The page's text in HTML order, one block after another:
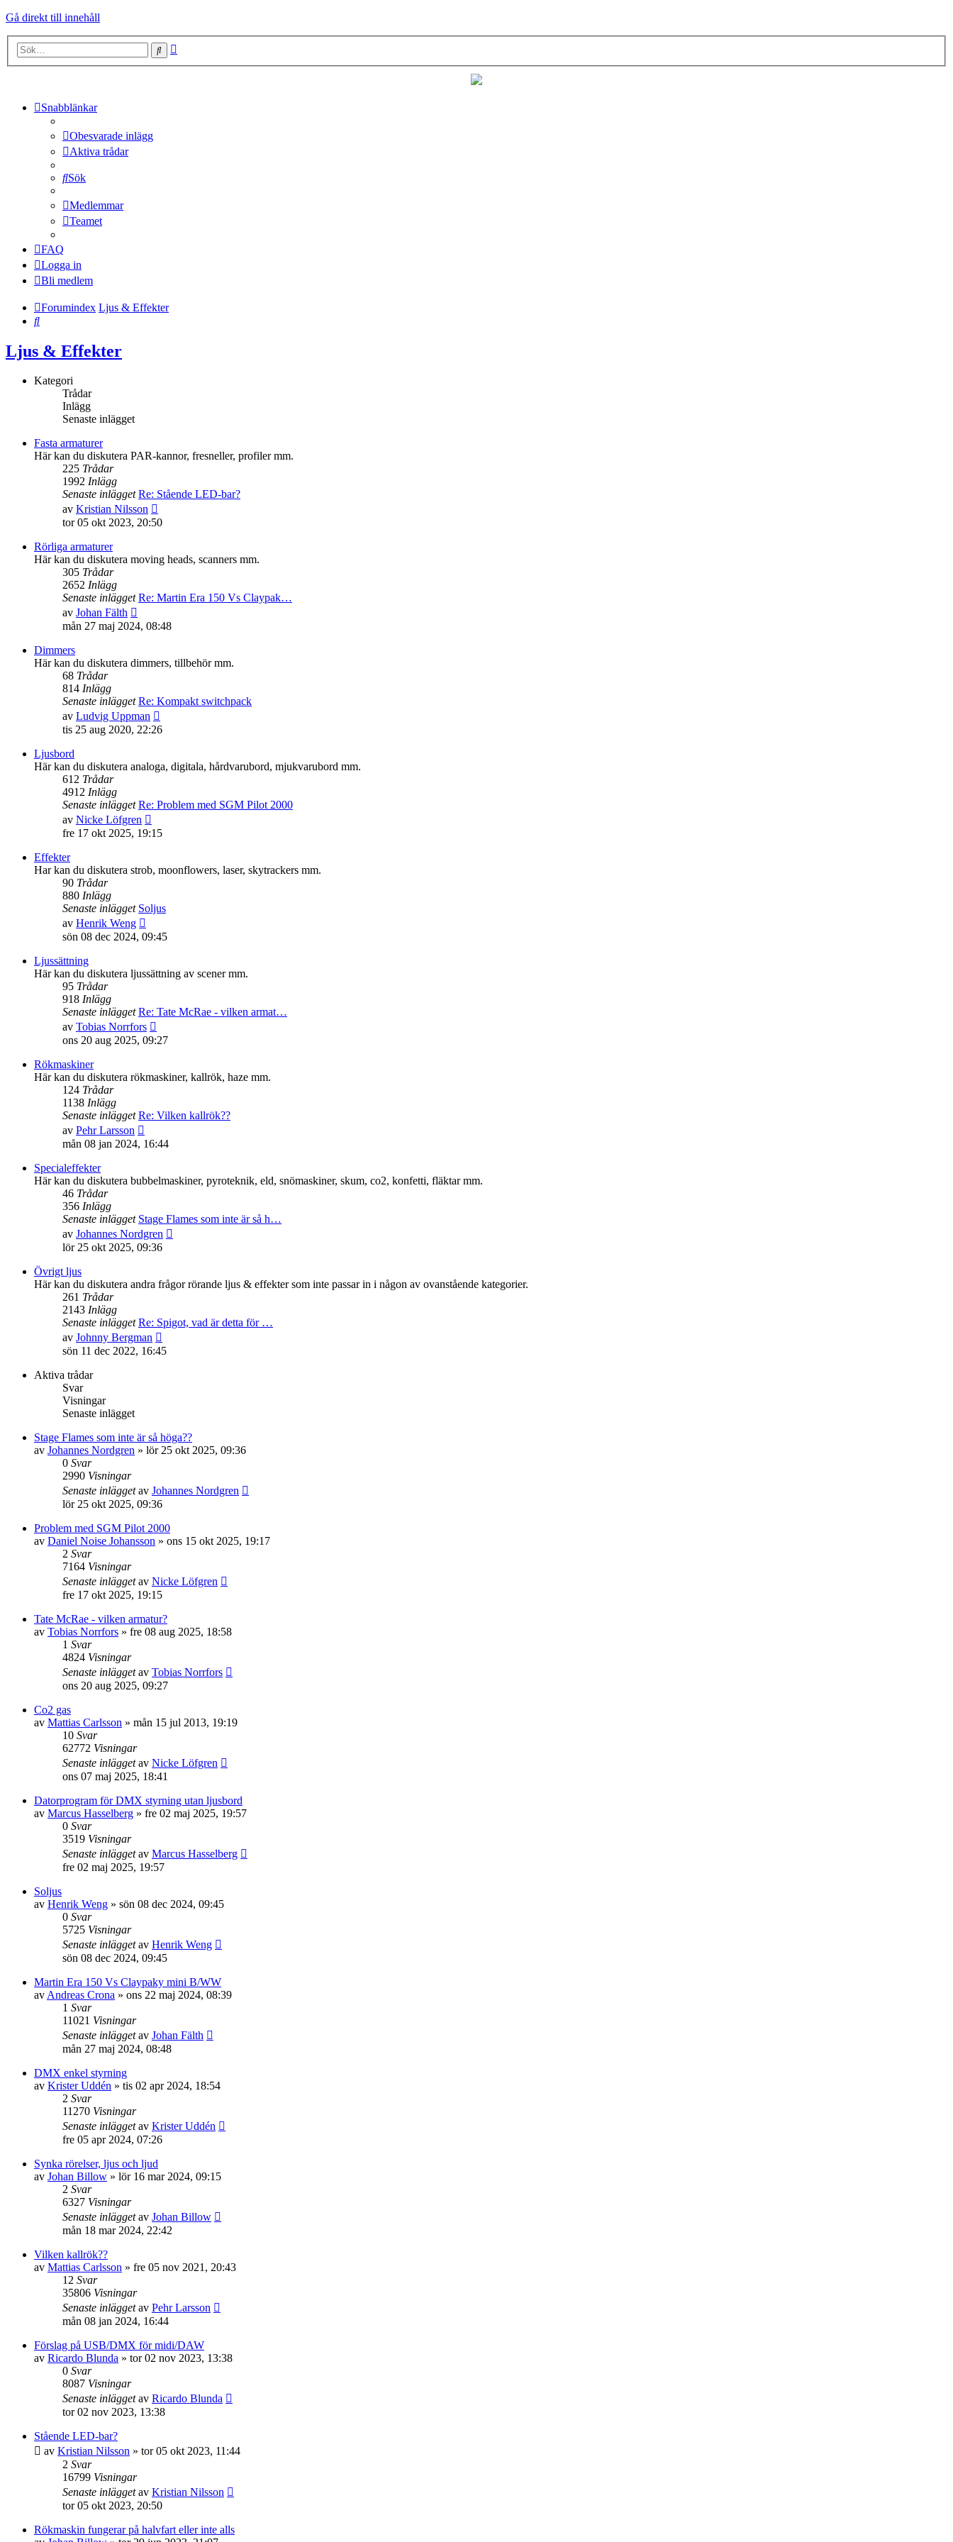
Gå direkt till innehåll
Sök
Snabblänkar
Obesvarade inlägg
Aktiva trådar
Sök
Medlemmar
Teamet
FAQ
Logga in
Bli medlem
Forumindex Ljus & Effekter
Sök
Ljus & Effekter
Kategori
Trådar
Inlägg
Senaste inlägget
Fasta armaturer
Här kan du diskutera PAR-kannor, fresneller, profiler mm.
225 Trådar
1992 Inlägg
Senaste inlägget Re: Stående LED-bar?
av Kristian Nilsson
till
inlägget
tor 05 okt 2023, 20:50
Rörliga armaturer
Här kan du diskutera moving heads, scanners mm.
305 Trådar
2652 Inlägg
Senaste inlägget Re: Martin Era 150 Vs Claypak…
av Johan Fälth
till
det
inlägget
mån 27 maj 2024, 08:48
Dimmers
Här kan du diskutera dimmers, tillbehör mm.
68 Trådar
814 Inlägg
Senaste inlägget Re: Kompakt switchpack
av Ludvig Uppman
till
inlägget
tis 25 aug 2020, 22:26
Ljusbord
Här kan du diskutera analoga, digitala, hårdvarubord, mjukvarubord mm.
612 Trådar
4912 Inlägg
Senaste inlägget Re: Problem med SGM Pilot 2000
av Nicke Löfgren
till
inlägget
fre 17 okt 2025, 19:15
Effekter
Har kan du diskutera strob, moonflowers, laser, skytrackers mm.
90 Trådar
880 Inlägg
Senaste inlägget Soljus
av Henrik Weng
till
inlägget
sön 08 dec 2024, 09:45
Ljussättning
Här kan du diskutera ljussättning av scener mm.
95 Trådar
918 Inlägg
Senaste inlägget Re: Tate McRae - vilken armat…
av Tobias Norrfors
till
inlägget
ons 20 aug 2025, 09:27
Rökmaskiner
Här kan du diskutera rökmaskiner, kallrök, haze mm.
124 Trådar
1138 Inlägg
Senaste inlägget Re: Vilken kallrök??
av Pehr Larsson
till
inlägget
mån 08 jan 2024, 16:44
Specialeffekter
Här kan du diskutera bubbelmaskiner, pyroteknik, eld, snömaskiner, skum, co2, konfetti, fläktar mm.
46 Trådar
356 Inlägg
Senaste inlägget Stage Flames som inte är så h…
av Johannes Nordgren
inlägget
lör 25 okt 2025, 09:36
Övrigt ljus
Här kan du diskutera andra frågor rörande ljus & effekter som inte passar in i någon av ovanstående kategorier.
261 Trådar
2143 Inlägg
Senaste inlägget Re: Spigot, vad är detta för …
av Johnny Bergman
till
sön 11 dec 2022, 16:45
Aktiva trådar
Svar
Visningar
Senaste inlägget
Stage Flames som inte är så höga??
av Johannes Nordgren » lör 25 okt 2025, 09:36
0 Svar
2990 Visningar
Senaste inläggetav Johannes Nordgren
lör 25 okt 2025, 09:36
Problem med SGM Pilot 2000
av Daniel Noise Johansson » ons 15 okt 2025, 19:17
2 Svar
7164 Visningar
Senaste inläggetav Nicke Löfgren
fre 17 okt 2025, 19:15
Tate McRae - vilken armatur?
av Tobias Norrfors » fre 08 aug 2025, 18:58
1 Svar
4824 Visningar
Senaste inläggetav Tobias Norrfors
ons 20 aug 2025, 09:27
Co2 gas
av Mattias Carlsson » mån 15 jul 2013, 19:19
10 Svar
62772 Visningar
Senaste inläggetav Nicke Löfgren
ons 07 maj 2025, 18:41
Datorprogram för DMX styrning utan ljusbord
av Marcus Hasselberg » fre 02 maj 2025, 19:57
0 Svar
3519 Visningar
Senaste inläggetav Marcus Hasselberg
fre 02 maj 2025, 19:57
Soljus
av Henrik Weng » sön 08 dec 2024, 09:45
0 Svar
5725 Visningar
Senaste inläggetav Henrik Weng
sön 08 dec 2024, 09:45
Martin Era 150 Vs Claypaky mini B/WW
avAndreas Crona » ons 22 maj 2024, 08:39
1 Svar
11021 Visningar
Senaste inläggetav Johan Fälth
mån 27 maj 2024, 08:48
DMX enkel styrning
av Krister Uddén » tis 02 apr 2024, 18:54
2 Svar
11270 Visningar
Senaste inläggetav Krister Uddén
fre 05 apr 2024, 07:26
Synka rörelser, ljus och ljud
av Johan Billow » lör 16 mar 2024, 09:15
2 Svar
6327 Visningar
Senaste inläggetav Johan Billow
mån 18 mar 2024, 22:42
Vilken kallrök??
av Mattias Carlsson » fre 05 nov 2021, 20:43
12 Svar
35806 Visningar
Senaste inläggetav Pehr Larsson
mån 08 jan 2024, 16:44
Förslag på USB/DMX för midi/DAW
av Ricardo Blunda » tor 02 nov 2023, 13:38
0 Svar
8087 Visningar
Senaste inläggetav Ricardo Blunda
tor 02 nov 2023, 13:38
Stående LED-bar?
av Kristian Nilsson » tor 05 okt 2023, 11:44
2 Svar
16799 Visningar
Senaste inläggetav Kristian Nilsson
tor 05 okt 2023, 20:50
Rökmaskin fungerar på halvfart eller inte alls